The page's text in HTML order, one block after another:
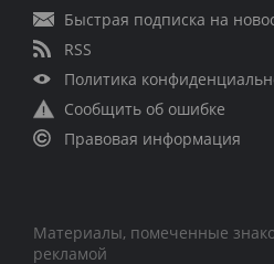
Быстрая подписка на
RSS
Политика
Сообщить об ошибке
Правовая информация
Материалы, помеченные
рекламой